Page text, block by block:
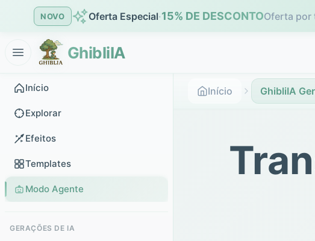
NOVO Oferta Especial·15% DE DESCONTOOferta por
GhibliIA
Início
Explorar
Efeitos
Templates
Modo Agente
GERAÇÕES DE IA
Início GhibliIA